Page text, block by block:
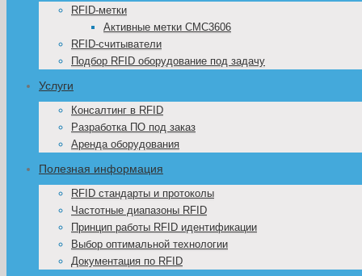
RFID-метки
Активные метки CMC3606
RFID-считыватели
Подбор RFID оборудование под задачу
Услуги
Консалтинг в RFID
Разработка ПО под заказ
Аренда оборудования
Полезная информация
RFID стандарты и протоколы
Частотные диапазоны RFID
Принцип работы RFID идентификации
Выбор оптимальной технологии
Документация по RFID